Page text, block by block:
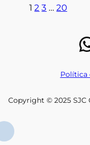
1 2 3 … 20
Política
Copyright © 2025 SJC